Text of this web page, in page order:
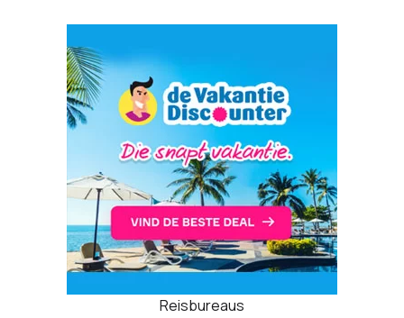
Reisbureaus